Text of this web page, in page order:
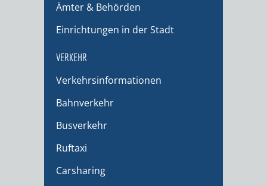
Ämter & Behörden
Einrichtungen in der Stadt
VERKEHR
Verkehrsinformationen
Bahnverkehr
Busverkehr
Ruftaxi
Carsharing